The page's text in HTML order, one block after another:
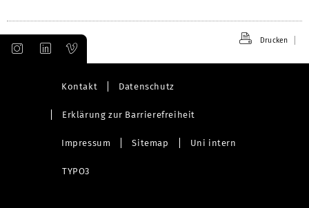
Drucken
Kontakt Datenschutz
Erklärung zur Barrierefreiheit
Impressum Sitemap Uni intern
TYPO3